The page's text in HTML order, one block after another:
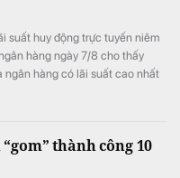
suất huy động trực tuyến niêm
hàng ngày 7/8 cho thấy
ngân hàng có lãi suất cao nhất
thành công 10